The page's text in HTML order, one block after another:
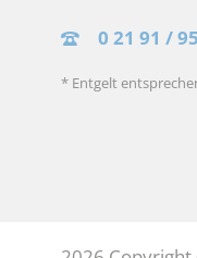
0 21 91 /
* Entgelt